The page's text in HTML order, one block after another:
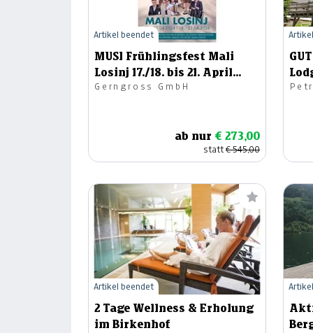
MUSI Frühlingsfest Mali
Losinj 17./18. bis 21. April
2024
Gerngross GmbH
ab nur € 273,00
statt€ 545,00
Artikel beendet
2 Tage Wellness & Erholung
im Birkenhof
Artikel beendet